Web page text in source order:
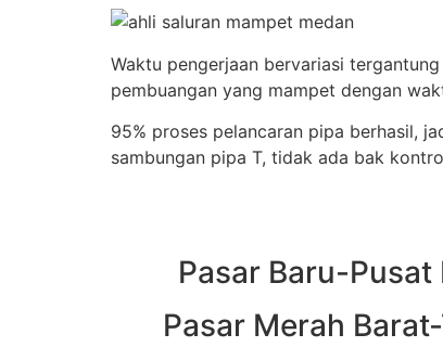
Waktu pengerjaan bervariasi
pembuangan yang mampet dengan
95% proses pelancaran pipa berhasil,
sambungan pipa T, tidak ada bak
Pasar Baru-
Pasar Merah